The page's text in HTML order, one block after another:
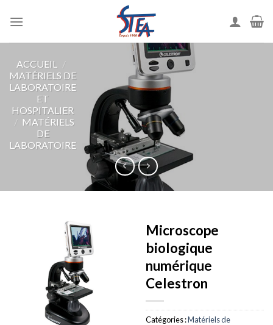
ACCUEIL
/
MATÉRIELS DE
LABORATOIRE
ET
HOSPITALIER
/ MATÉRIELS
DE
LABORATOIRE
Microscope
biologique
numérique
Celestron
Catégories :Matériels de